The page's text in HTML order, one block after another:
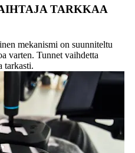
TARKKAA
mekanismi on suunniteltu
varten. Tunnet vaihdetta
tarkasti.